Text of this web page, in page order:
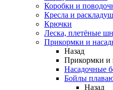
Коробки и
Кресла и
Крючки
Леска, плетёные
Прикормки и
Назад
Прикормки и
Насадочные
Бойлы
Назад